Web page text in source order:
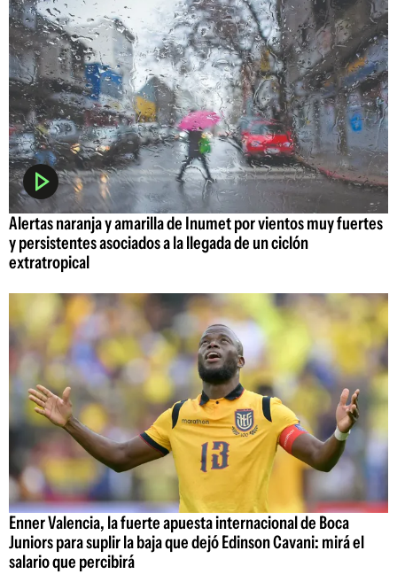
Alertas naranja y amarilla de Inumet por vientos muy fuertes
y persistentes asociados a la llegada de un ciclón
extratropical
Enner Valencia, la fuerte apuesta internacional de Boca
Juniors para suplir la baja que dejó Edinson Cavani: mirá el
salario que percibirá